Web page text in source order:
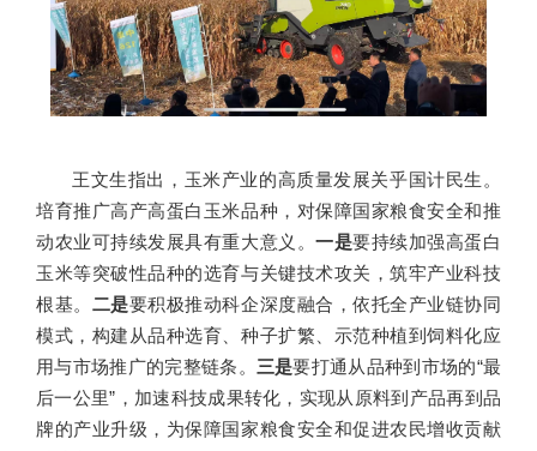
王文生指出，玉米产业的高质量发展关乎国计民生。
培育推广高产高蛋白玉米品种，对保障国家粮食安全和推
动农业可持续发展具有重大意义。一是要持续加强高蛋白
玉米等突破性品种的选育与关键技术攻关，筑牢产业科技
根基。 二是要积极推动科企深度融合，依托全产业链协同
模式，构建从品种选育、种子扩繁、示范种植到饲料化应
用与市场推广的完整链条。 三是要打通从品种到市场的“最
后一公里”，加速科技成果转化，实现从原料到产品再到品
牌的产业升级，为保障国家粮食安全和促进农民增收贡献